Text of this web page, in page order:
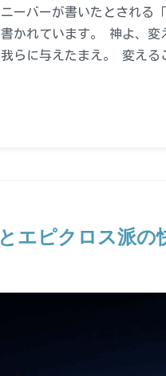
ーバーが書いたとされる
かれています。 神よ、変
らに与えたまえ。 変え
エピクロス派の